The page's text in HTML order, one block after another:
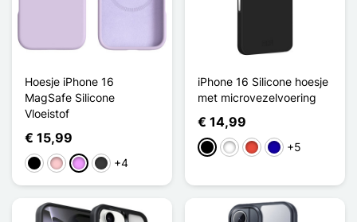
Hoesje iPhone 16
MagSafe Silicone
Vloeistof
€ 15,99
ZwartRozeLicht Violet
Donkergrijs
+4
iPhone 16 Silicone hoesje
met microvezelvoering
€ 14,99
ZwartWit RoodDonkerblauw
+5